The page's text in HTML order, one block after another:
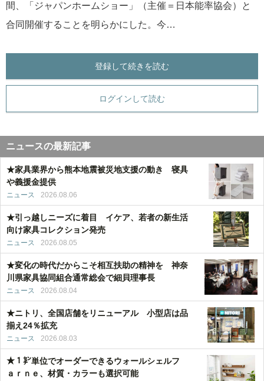
間、「ジャパンホームショー」（主催＝日本能率協会）と
合同開催することを明らかにした。今…
登録して続きを読む
ログインして読む
ニュースの最新記事
★家具業界から熊本地震被災地支援の動き 寝具
や義援金提供
ニュース 2026.08.06
★引っ越しニーズに着目 イケア、若者の新生活
向け家具コレクション発売
ニュース 2026.08.05
★変化の時代だからこそ相互扶助の精神を 神奈
川県家具協同組合通常総会で細貝理事長
ニュース 2026.08.04
★ニトリ、全国店舗をリニューアル 小型店は品
揃え24％拡充
ニュース 2026.08.03
★１㌢単位でオーダーできるウォールシェルフ
ａｒｎｅ、材質・カラーも選択可能